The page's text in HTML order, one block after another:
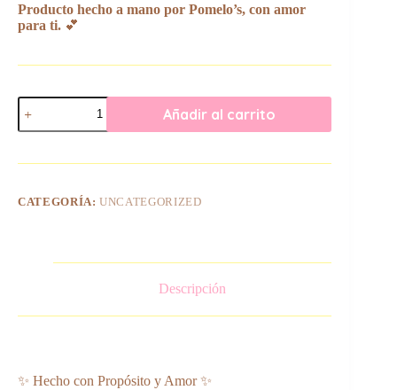
Producto hecho a mano por Pomelo’s, con amor
para ti. 💕
Separadores
de
Imán
–
lecturas
dulzura
Añadir al carrito
CATEGORÍA:UNCATEGORIZED
Descripción
✨ Hecho con Propósito y Amor ✨